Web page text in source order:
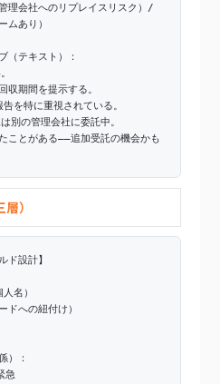
理会社へのリプレイスリスク）/
ムあり）
（テキスト）：
収期間を提示する。
を特に重視されている。
別の管理会社に委託中。
ことがある——追加受託の機会かも
）
ド設計】
名）
ドへの紐付け）
）：
急